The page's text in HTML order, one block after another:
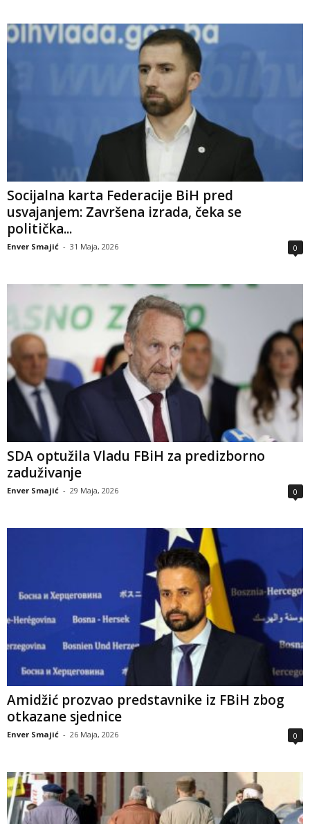
Socijalna karta Federacije BiH pred
usvajanjem: Završena izrada, čeka se
politička...
Enver Smajić - 31 Maja, 2026 0
SDA optužila Vladu FBiH za predizborno
zaduživanje
Enver Smajić - 29 Maja, 2026 0
Amidžić prozvao predstavnike iz FBiH zbog
otkazane sjednice
Enver Smajić - 26 Maja, 2026 0